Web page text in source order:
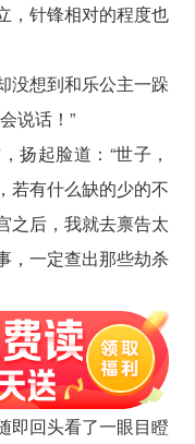
，针锋相对的程度也
没想到和乐公主一跺
说话！”
扬起脸道：“世子，
若有什么缺的少的不
之后，我就去禀告太
，一定查出那些劫杀
即回头看了一眼目瞪